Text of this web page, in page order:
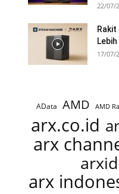
22/07/
Rakit
17/07/
AData AMD AMD
arx.co.id
arx
arx